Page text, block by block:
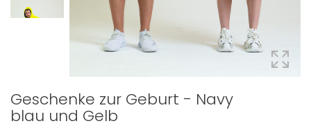
Geschenke zur Geburt - Navy
blau und Gelb